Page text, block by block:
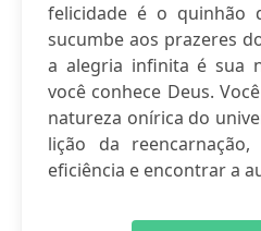
felicidade é o quinhão
sucumbe aos prazeres
a alegria infinita é sua
você conhece Deus.
natureza onírica do
lição da
eficiência e encontrar a